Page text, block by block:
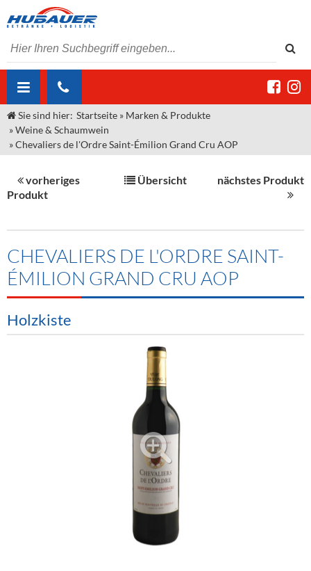
ÜBER UNS
Jobs
Unser Liefergebiet
Unser Team
Kontakt
AKTUELLES
Angebote Gastronomie & Großhandel
Gastronomie
Großhandel
Innovation - Die Neue Art des Bierzapfens
"DroughtMaster"
Neuigkeiten
Termine
MARKEN & PRODUKTE
Weine & Schaumwein
Sirup
Spirituosen
Bier
Alkoholfreie Getränke
Hygieneartikel & Desinfektion
Kommisionskauf & Lieferbedingungen
Fremddienstleistungen
Sie sind hier: Startseite » Marken & Produkte
»Weine & Schaumwein
»Chevaliers de l'Ordre Saint-Émilion Grand Cru AOP
vorheriges
Produkt
Übersicht nächstes Produkt
CHEVALIERS DE L'ORDRE SAINT-
ÉMILION GRAND CRU AOP
Holzkiste